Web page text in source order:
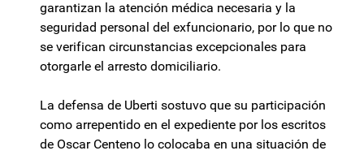
garantizan la atención médica necesaria y la
seguridad personal del exfuncionario, por lo que no
se verifican circunstancias excepcionales para
otorgarle el arresto domiciliario.
La defensa de Uberti sostuvo que su participación
como arrepentido en el expediente por los escritos
de Oscar Centeno lo colocaba en una situación de